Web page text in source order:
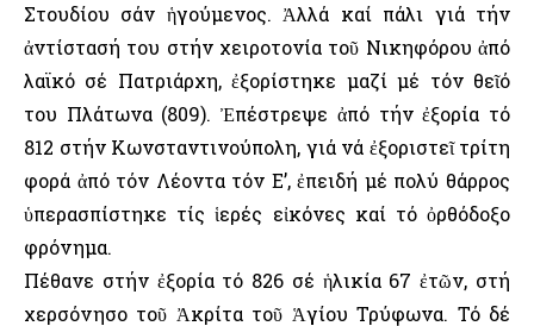
Στουδίου σάν ἡγούμενος. Ἀλλά καί πάλι γιά τήν
ἀντίστασή του στήν χειροτονία τοῦ Νικηφόρου ἀπό
λαϊκό σέ Πατριάρχη, ἐξορίστηκε μαζί μέ τόν θεῖό
του Πλάτωνα (809). Ἐπέστρεψε ἀπό τήν ἐξορία τό
812 στήν Κωνσταντινούπολη, γιά νά ἐξοριστεῖ τρίτη
φορά ἀπό τόν Λέοντα τόν Ε’, ἐπειδή μέ πολύ θάρρος
ὑπερασπίστηκε τίς ἱερές εἰκόνες καί τό ὀρθόδοξο
φρόνημα.
Πέθανε στήν ἐξορία τό 826 σέ ἡλικία 67 ἐτῶν, στή
χερσόνησο τοῦ Ἀκρίτα τοῦ Ἁγίου Τρύφωνα. Τό δέ